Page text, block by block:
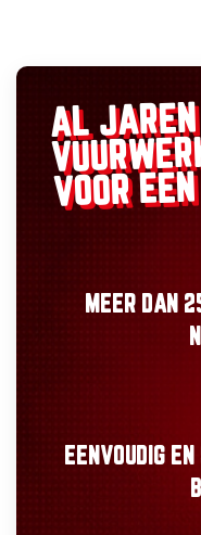
AL
VOOR
MEER DAN
EENVOUDIGEN